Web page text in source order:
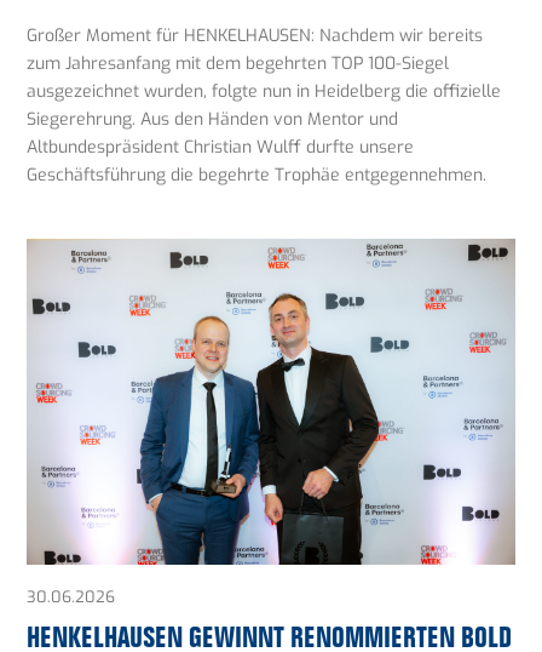
Großer Moment für HENKELHAUSEN: Nachdem wir bereits
zum Jahresanfang mit dem begehrten TOP 100-Siegel
ausgezeichnet wurden, folgte nun in Heidelberg die offizielle
Siegerehrung. Aus den Händen von Mentor und
Altbundespräsident Christian Wulff durfte unsere
Geschäftsführung die begehrte Trophäe entgegennehmen.
30.06.2026
HENKELHAUSEN GEWINNT RENOMMIERTEN BOLD